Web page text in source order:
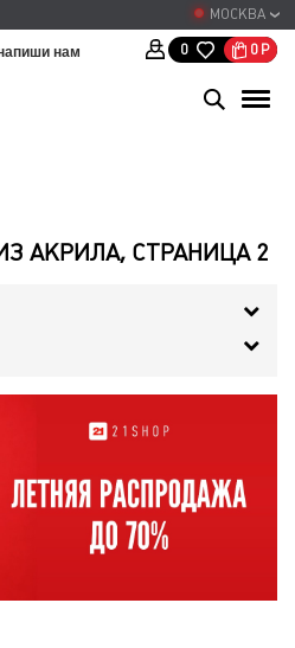
МОСКВА
нам 0 0 Р
АКРИЛА, СТРАНИЦА 2